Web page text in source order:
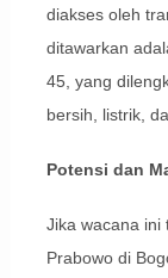
diakses oleh
ditawarkan
45, yang
bersih, listrik,
Potensi dan
Jika wacana ini
Prabowo di